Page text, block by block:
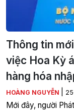
Thông tin
việc Hoa Kỳ
hàng hóa
HOÀNG NGUYỄN
Mới đây, người